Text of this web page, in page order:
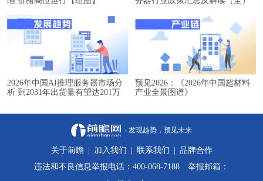
2026年中国AI推理服务器市场分
析 到2031年出货量有望达201万
预见2026：《2026年中国超材料
产业全景图谱》
- 发现趋势，预见未来
关于前瞻 加入我们 联系我们
品牌合作
违法和不良信息举报电话：400-068-7188 举报邮箱：